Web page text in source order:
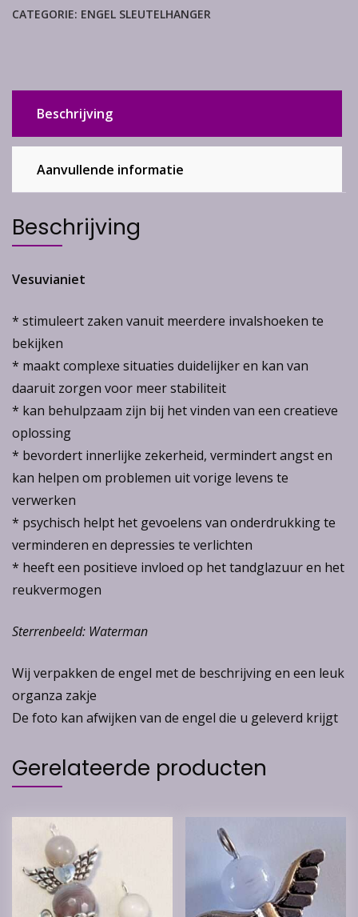
CATEGORIE: ENGEL SLEUTELHANGER
Beschrijving
Aanvullende informatie
Beschrijving
Vesuvianiet
* stimuleert zaken vanuit meerdere invalshoeken te
bekijken
* maakt complexe situaties duidelijker en kan van
daaruit zorgen voor meer stabiliteit
* kan behulpzaam zijn bij het vinden van een creatieve
oplossing
* bevordert innerlijke zekerheid, vermindert angst en
kan helpen om problemen uit vorige levens te
verwerken
* psychisch helpt het gevoelens van onderdrukking te
verminderen en depressies te verlichten
* heeft een positieve invloed op het tandglazuur en het
reukvermogen
Sterrenbeeld: Waterman
Wij verpakken de engel met de beschrijving en een leuk
organza zakje
De foto kan afwijken van de engel die u geleverd krijgt
Gerelateerde producten